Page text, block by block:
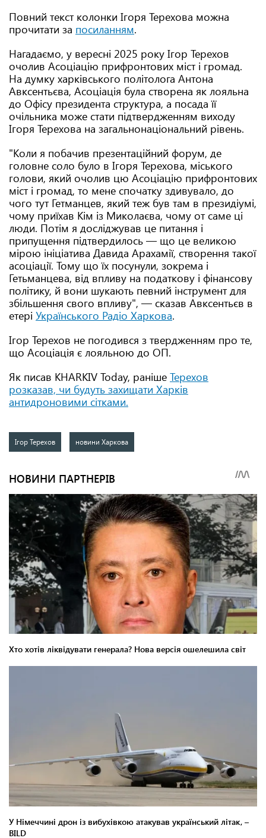
Повний текст колонки Ігоря Терехова можна
прочитати за посиланням.
Нагадаємо, у вересні 2025 року Ігор Терехов
очолив Асоціацію прифронтових міст і громад.
На думку харківського політолога Антона
Авксентьєва, Асоціація була створена як лояльна
до Офісу президента структура, а посада її
очільника може стати підтвердженням виходу
Ігоря Терехова на загальнонаціональний рівень.
"Коли я побачив презентаційний форум, де
головне соло було в Ігоря Терехова, міського
голови, який очолив цю Асоціацію прифронтових
міст і громад, то мене спочатку здивувало, до
чого тут Гетманцев, який теж був там в президіумі,
чому приїхав Кім із Миколаєва, чому от саме ці
люди. Потім я досліджував це питання і
припущення підтвердилось — що це великою
мірою ініціатива Давида Арахамії, створення такої
асоціації. Тому що їх посунули, зокрема і
Гетьманцева, від впливу на податкову і фінансову
політику, й вони шукають певний інструмент для
збільшення свого впливу", — сказав Авксентьєв в
етері Українського Радіо Харкова.
Ігор Терехов не погодився з твердженням про те,
що Асоціація є лояльною до ОП.
Як писав KHARKIV Today, раніше Терехов
розказав, чи будуть захищати Харків
антидроновими сітками.
Ігор Терехов новини Харкова